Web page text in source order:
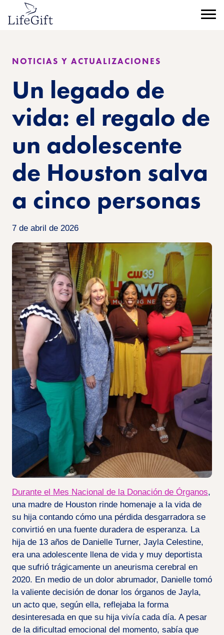
contenido
principal
Menú
NOTICIAS Y ACTUALIZACIONES
Un legado de
vida: el regalo de
un adolescente
de Houston salva
a cinco personas
7 de abril de 2026
Durante el Mes Nacional de la Donación de Órganos,
una madre de Houston rinde homenaje a la vida de
su hija contando cómo una pérdida desgarradora se
convirtió en una fuente duradera de esperanza. La
hija de 13 años de Danielle Turner, Jayla Celestine,
era una adolescente llena de vida y muy deportista
que sufrió trágicamente un aneurisma cerebral en
2020. En medio de un dolor abrumador, Danielle tomó
la valiente decisión de donar los órganos de Jayla,
un acto que, según ella, reflejaba la forma
desinteresada en que su hija vivía cada día. A pesar
de la dificultad emocional del momento, sabía que